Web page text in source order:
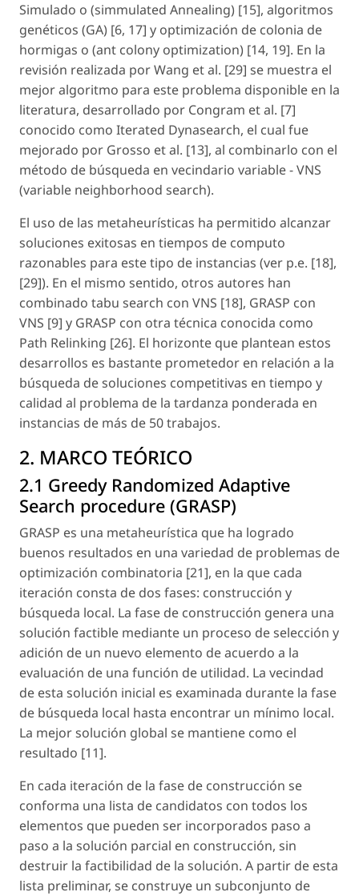
Simulado o (simmulated Annealing) [15], algoritmos
genéticos (GA) [6, 17] y optimización de colonia de
hormigas o (ant colony optimization) [14, 19]. En la
revisión realizada por Wang et al. [29] se muestra el
mejor algoritmo para este problema disponible en la
literatura, desarrollado por Congram et al. [7]
conocido como Iterated Dynasearch, el cual fue
mejorado por Grosso et al. [13], al combinarlo con el
método de búsqueda en vecindario variable - VNS
(variable neighborhood search).
El uso de las metaheurísticas ha permitido alcanzar
soluciones exitosas en tiempos de computo
razonables para este tipo de instancias (ver p.e. [18],
[29]). En el mismo sentido, otros autores han
combinado tabu search con VNS [18], GRASP con
VNS [9] y GRASP con otra técnica conocida como
Path Relinking [26]. El horizonte que plantean estos
desarrollos es bastante prometedor en relación a la
búsqueda de soluciones competitivas en tiempo y
calidad al problema de la tardanza ponderada en
instancias de más de 50 trabajos.
2. MARCO TEÓRICO
2.1 Greedy Randomized Adaptive
Search procedure (GRASP)
GRASP es una metaheurística que ha logrado
buenos resultados en una variedad de problemas de
optimización combinatoria [21], en la que cada
iteración consta de dos fases: construcción y
búsqueda local. La fase de construcción genera una
solución factible mediante un proceso de selección y
adición de un nuevo elemento de acuerdo a la
evaluación de una función de utilidad. La vecindad
de esta solución inicial es examinada durante la fase
de búsqueda local hasta encontrar un mínimo local.
La mejor solución global se mantiene como el
resultado [11].
En cada iteración de la fase de construcción se
conforma una lista de candidatos con todos los
elementos que pueden ser incorporados paso a
paso a la solución parcial en construcción, sin
destruir la factibilidad de la solución. A partir de esta
lista preliminar, se construye un subconjunto de